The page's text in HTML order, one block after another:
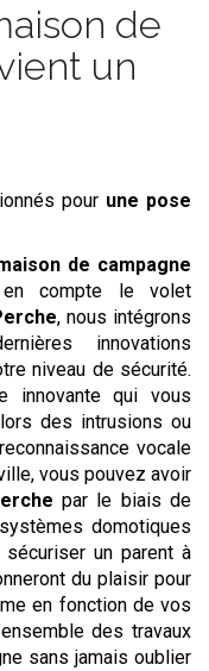
de
un
pour une pose
de campagne
en compte le volet
, nous intégrons
innovations
niveau de sécurité.
innovante qui vous
des intrusions ou
vocale
vous pouvez avoir
par le biais de
domotiques
un parent à
du plaisir pour
en fonction de vos
des travaux
sans jamais oublier